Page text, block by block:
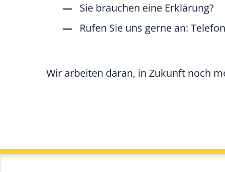
Sie brauchen eine Erklärung?
Rufen Sie uns gerne an:
Wir arbeiten daran, in Zukunft noch